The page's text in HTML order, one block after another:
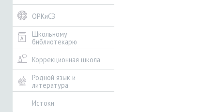
ОРКиСЭ
Школьному
библиотекарю
Коррекционная школа
Родной язык и
литература
Истоки